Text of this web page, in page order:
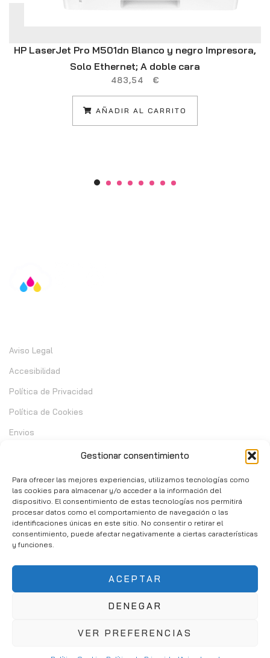
Gestionar consentimiento
Para ofrecer las mejores experiencias, utilizamos tecnologías como
las cookies para almacenar y/o acceder a la información del
dispositivo. El consentimiento de estas tecnologías nos permitirá
procesar datos como el comportamiento de navegación o las
identificaciones únicas en este sitio. No consentir o retirar el
consentimiento, puede afectar negativamente a ciertas características
y funciones.
ACEPTAR
DENEGAR
VER PREFERENCIAS
HP LaserJet Pro M501dn Blanco y negro Impresora,
Solo Ethernet; A doble cara
483,54 €
AÑADIR AL CARRITO
Aviso Legal
Accesibilidad
Política de Privacidad
Política de Cookies
Envios
Contacto
C/ Telera de Cortijo Chico 14 - Mijas 29651
info@consumibleshop.es